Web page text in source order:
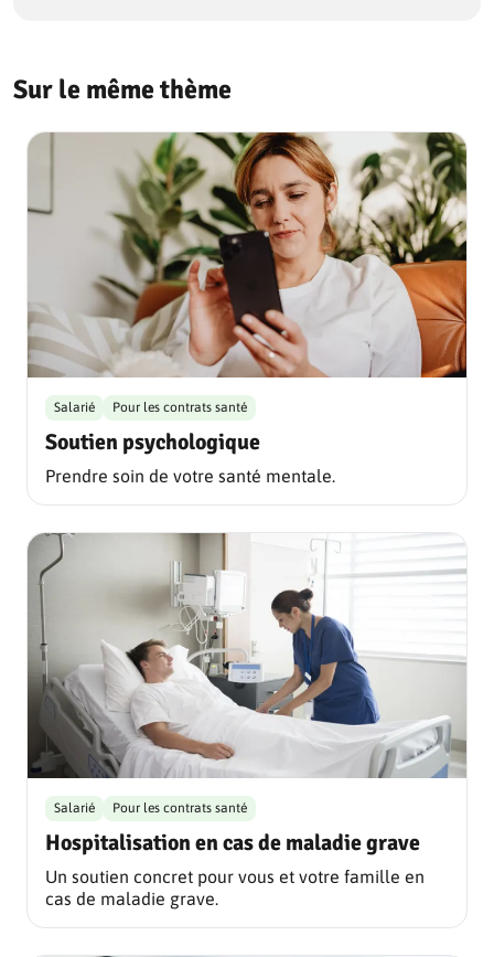
Sur le même thème
Soutien psychologique
Salarié Pour les contrats santé
Prendre soin de votre santé mentale.
Hospitalisation en cas de maladie grave
Salarié Pour les contrats santé
Un soutien concret pour vous et votre famille en
cas de maladie grave.